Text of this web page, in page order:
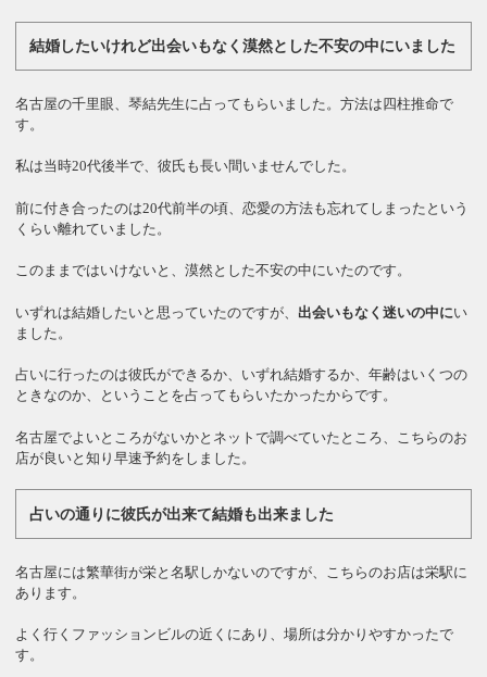
結婚したいけれど出会いもなく漠然とした不安の中にいました
名古屋の千里眼、琴結先生に占ってもらいました。方法は四柱推命で
す。
私は当時20代後半で、彼氏も長い間いませんでした。
前に付き合ったのは20代前半の頃、恋愛の方法も忘れてしまったという
くらい離れていました。
このままではいけないと、漠然とした不安の中にいたのです。
いずれは結婚したいと思っていたのですが、出会いもなく迷いの中にい
ました。
占いに行ったのは彼氏ができるか、いずれ結婚するか、年齢はいくつの
ときなのか、ということを占ってもらいたかったからです。
名古屋でよいところがないかとネットで調べていたところ、こちらのお
店が良いと知り早速予約をしました。
占いの通りに彼氏が出来て結婚も出来ました
名古屋には繁華街が栄と名駅しかないのですが、こちらのお店は栄駅に
あります。
よく行くファッションビルの近くにあり、場所は分かりやすかったで
す。